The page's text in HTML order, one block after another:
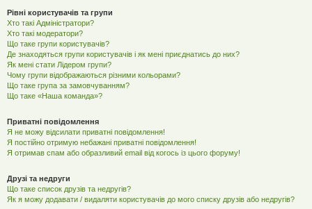
Рівні користувачів та групи
Хто такі Адміністратори?
Хто такі модератори?
Що таке групи користувачів?
Де знаходяться групи користувачів і як мені приєднатись до них?
Як мені стати Лідером групи?
Чому групи відображаються різними кольорами?
Що таке група за замовчуванням?
Що таке «Наша команда»?
Приватні повідомлення
Я не можу відсилати приватні повідомлення!
Я постійно отримую небажані приватні повідомлення!
Я отримав спам або образливий email від когось із цього форуму!
Друзі та недруги
Що таке список друзів та недругів?
Як я можу додавати / видаляти користувачів до мого списку друзів або недругів?